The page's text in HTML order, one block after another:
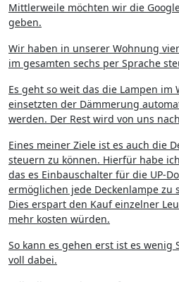
Mittlerweile möchten wir die
geben.
Wir haben in unserer Wohnung
im gesamten sechs per Sprache
Es geht so weit das die Lampen im
einsetzten der Dämmerung
werden. Der Rest wird von uns
Eines meiner Ziele ist es auch die
steuern zu können. Hierfür habe
das es Einbauschalter für die UP-
ermöglichen jede Deckenlampe zu
Dies erspart den Kauf einzelner
mehr kosten würden.
So kann es gehen erst ist es
voll dabei.